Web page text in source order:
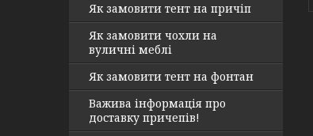
Як замовити тент на причіп
Як замовити чохли на
вуличні меблі
Як замовити тент на фонтан
Важива інформація про
доставку причепів!